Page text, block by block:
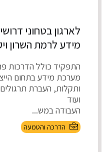
לארגון בטחוני
מידע לרמת השרון
התפקיד כולל הדרכות
מערכת מידע בתחום
ותקלות, העברת
ועוד
העבודה במש...
הדרכה והטמעה